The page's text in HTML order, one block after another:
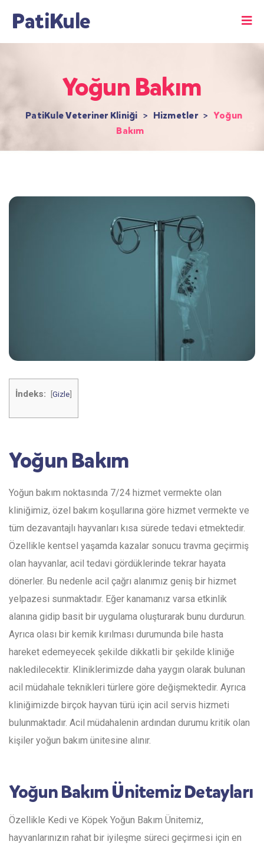
PatiKule
Yoğun Bakım
PatiKule Veteriner Kliniği > Hizmetler > Yoğun
Bakım
İndeks: [Gizle]
Yoğun Bakım
Yoğun bakım noktasında 7/24 hizmet vermekte olan
kliniğimiz, özel bakım koşullarına göre hizmet vermekte ve
tüm dezavantajlı hayvanları kısa sürede tedavi etmektedir.
Özellikle kentsel yaşamda kazalar sonucu travma geçirmiş
olan hayvanlar, acil tedavi gördüklerinde tekrar hayata
dönerler. Bu nedenle acil çağrı alanımız geniş bir hizmet
yelpazesi sunmaktadır. Eğer kanamanız varsa etkinlik
alanına gidip basit bir uygulama oluşturarak bunu durdurun.
Ayrıca olası bir kemik kırılması durumunda bile hasta
hareket edemeyecek şekilde dikkatli bir şekilde kliniğe
nakledilecektir. Kliniklerimizde daha yaygın olarak bulunan
acil müdahale teknikleri türlere göre değişmektedir. Ayrıca
kliniğimizde birçok hayvan türü için acil servis hizmeti
bulunmaktadır. Acil müdahalenin ardından durumu kritik olan
kişiler yoğun bakım ünitesine alınır.
Yoğun Bakım Ünitemiz Detayları
Özellikle Kedi ve Köpek Yoğun Bakım Ünitemiz,
hayvanlarınızın rahat bir iyileşme süreci geçirmesi için en